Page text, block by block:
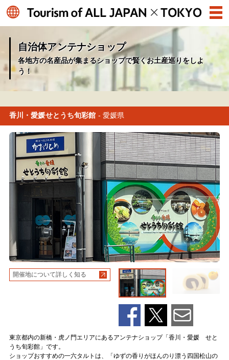
自治体アンテナショップ
各地方の名産品が集まるショップで賢くお土産巡りをしよ
う！
香川・愛媛せとうち旬彩館 - 愛媛県
開催地について詳しく知る
東京都内の新橋・虎ノ門エリアにあるアンテナショップ「香川・愛媛 せと
うち旬彩館」です。
ショップおすすめの一六タルトは、「ゆずの香りがほんのり漂う四国松山の